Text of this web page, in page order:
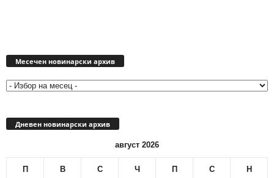
Месечен новинарски архив
Дневен новинарски архив
август 2026
П В С Ч П С Н